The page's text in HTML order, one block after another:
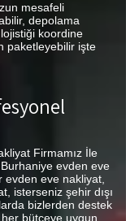
mesafeli
depolama
koordine
paketleyebilir işte
Firmamız İle
evden eve
evden eve nakliyat,
isterseniz şehir dışı
bizlerden destek
her bütçeye uygun